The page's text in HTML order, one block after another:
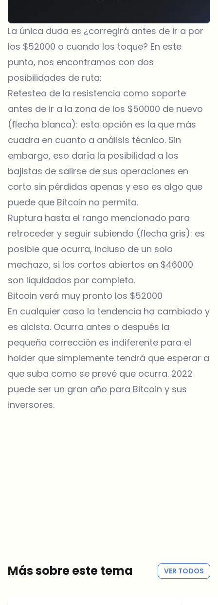
La única duda es ¿corregirá antes de ir a por
los $52000 o cuando los toque? En este
punto, nos encontramos con dos
posibilidades de ruta:
Retesteo de la resistencia como soporte
antes de ir a la zona de los $50000 de nuevo
(flecha blanca): esta opción es la que más
cuadra en cuanto a análisis técnico. Sin
embargo, eso daría la posibilidad a los
bajistas de salirse de sus operaciones en
corto sin pérdidas apenas y eso es algo que
puede que Bitcoin no permita.
Ruptura hasta el rango mencionado para
retroceder y seguir subiendo (flecha gris): es
posible que ocurra, incluso de un solo
mechazo, si los cortos abiertos en $46000
son liquidados por completo.
Bitcoin verá muy pronto los $52000
En cualquier caso la tendencia ha cambiado y
es alcista. Ocurra antes o después la
pequeña corrección es indiferente para el
holder que simplemente tendrá que esperar a
que suba como se prevé que ocurra. 2022
puede ser un gran año para Bitcoin y sus
inversores.
Más sobre este tema VER TODOS